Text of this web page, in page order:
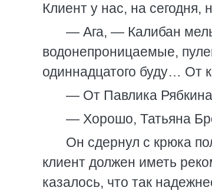
Клиент у нас, на
— Ага, — Калибан
водонепроницаемые,
одиннадцатого буду… От
— От Павлика
— Хорошо, Татьяна
Он сдернул с крюка
клиент должен иметь
казалось, что так